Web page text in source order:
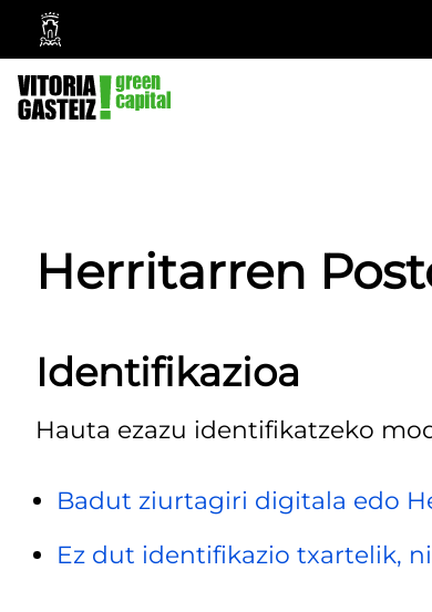
Vitoria-
Gasteizko
Udala
Herritarren
Identifikazioa
Hauta ezazu identifikatzeko
Badut ziurtagiri digitala edo
Ez dut identifikazio txartelik,